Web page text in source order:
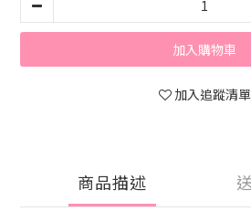
加入購物車
加入追蹤清單
商品描述